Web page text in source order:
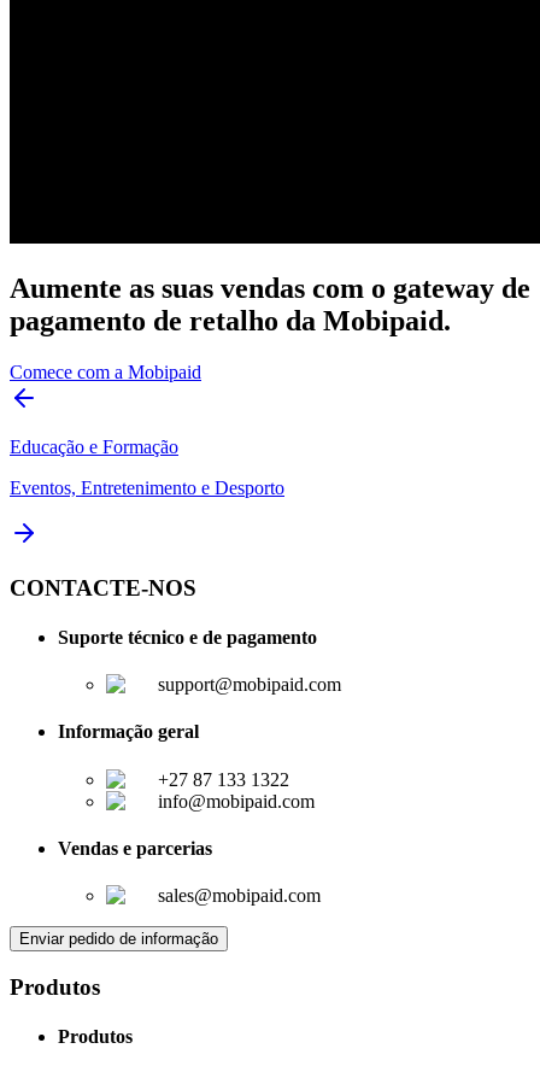
Aumente as suas vendas com o gateway de
pagamento de retalho da Mobipaid.
Comece com a Mobipaid
Educação e Formação
Eventos, Entretenimento e Desporto
CONTACTE-NOS
Suporte técnico e de pagamento
support@mobipaid.com
Informação geral
+27 87 133 1322
info@mobipaid.com
Vendas e parcerias
sales@mobipaid.com
Enviar pedido de informação
Produtos
Produtos